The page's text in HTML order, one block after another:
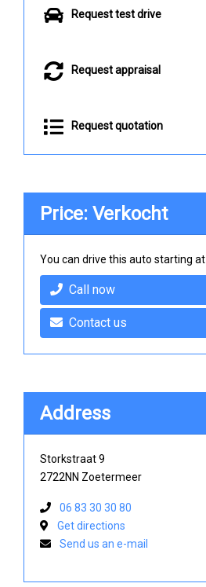
Request test drive
Request appraisal
Request quotation
Price: Verkocht
You can drive this auto starting at
Call now
Contact us
Address
Storkstraat 9
2722NN Zoetermeer
06 83 30 30 80
Get directions
Send us an e-mail